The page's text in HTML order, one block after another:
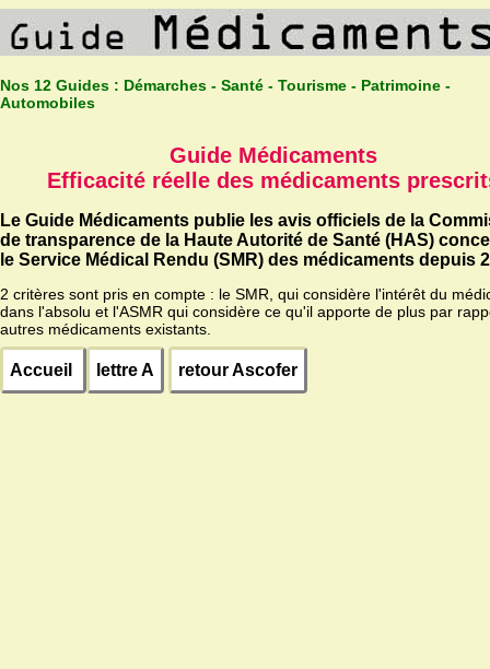
Nos 12 Guides : Démarches - Santé - Tourisme - Patrimoine -
Automobiles
Guide Médicaments
Efficacité réelle des médicaments
Le Guide Médicaments publie les avis officiels de la
de transparence de la Haute Autorité de Santé (HAS)
le Service Médical Rendu (SMR) des médicaments depuis
2 critères sont pris en compte : le SMR, qui considère l'intérêt du
dans l'absolu et l'ASMR qui considère ce qu'il apporte de plus par
autres médicaments existants.
Accueil lettre A retour Ascofer